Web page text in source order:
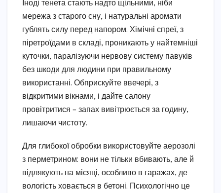
Іноді тенета стають надто щільними, ніби
мережа з старого сну, і натуральні аромати
гублять силу перед напором. Хімічні спреї, з
піретроїдами в складі, проникають у найтемніші
куточки, паралізуючи нервову систему павуків
без шкоди для людини при правильному
використанні. Обприскуйте ввечері, з
відкритими вікнами, і дайте салону
провітритися – запах вивітрюється за годину,
лишаючи чистоту.
Для глибокої обробки використовуйте аерозолі
з перметрином: вони не тільки вбивають, але й
відлякують на місяці, особливо в гаражах, де
вологість ховається в бетоні. Психологічно це